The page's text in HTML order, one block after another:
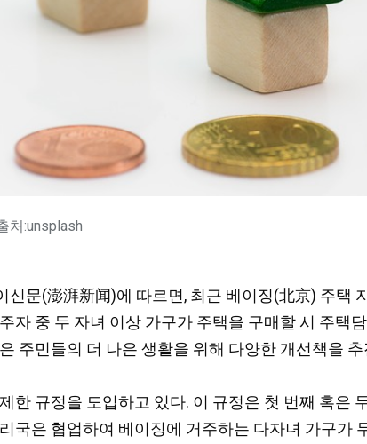
처:unsplash
신문(澎湃新闻)에 따르면, 최근 베이징(北京) 주
자 중 두 자녀 이상 가구가 주택을 구매할 시 주택
주민들의 더 나은 생활을 위해 다양한 개선책을
한 규정을 도입하고 있다. 이 규정은 첫 번째 혹은
국은 협업하여 베이징에 거주하는 다자녀 가구가